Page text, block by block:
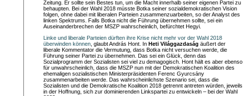
Zeitung. Er sollte sein Bestes tun, um die Macht innerhalb seiner eigenen Partei zu
behaupten. Bei der Wahl 2018 müsste Botka seiner sozialdemokratischen Vision
folgen, ohne dabei mit liberalen Parteien zusammenzuarbeiten, so der Analyst des
linken Spektrums. Falls Botka nicht die Führung übernehmen sollte, sei ein
Auseinanderbrechen der MSZP wahrscheinlich, befürchtet Hegyi.
Linke und liberale Parteien dürften ihre Krise nicht mehr vor der Wahl 2018
überwinden können , glaubt András Hont. In Heti Világgazdaság äußert der
liberale Kommentator die Vermutung, dass Botka nicht versuchen werde, die
Führung seiner Partei zu übernehmen. Das sei ein Glück, denn das
Sozialprogramm der Sozialisten sei viel zu demagogisch. Hont hält es aber ebenso
für unwahrscheinlich, dass die MSZP nun mit der Demokratischen Koalition des
ehemaligen sozialistischen Ministerpräsidenten Ferenc Gyurcsány
zusammenarbeiten werde. Das wahrscheinlichste Szenario sei, dass die
Sozialisten und die Demokratische Koalition 2018 getrennt antreten würden, jeweils
in der Hoffnung, sich zur dominierenden Linkspartei zu entwickeln – bei der Wahl